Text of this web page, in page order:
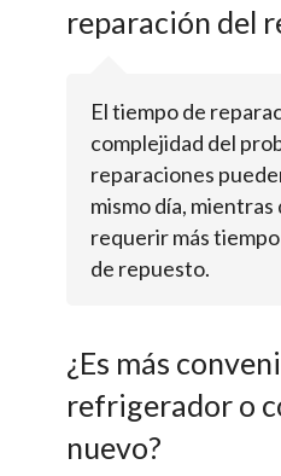
reparación del
El tiempo de
complejidad del
reparaciones
mismo día,
requerir más
de repuesto.
¿Es más
refrigerador o
nuevo?